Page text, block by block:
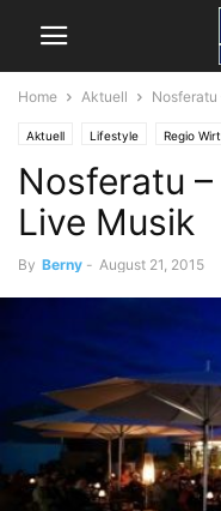
Home Aktuell
Aktuell Lifestyle Regio
Nosferatu
Live Musik
By Berny - August 21, 2015